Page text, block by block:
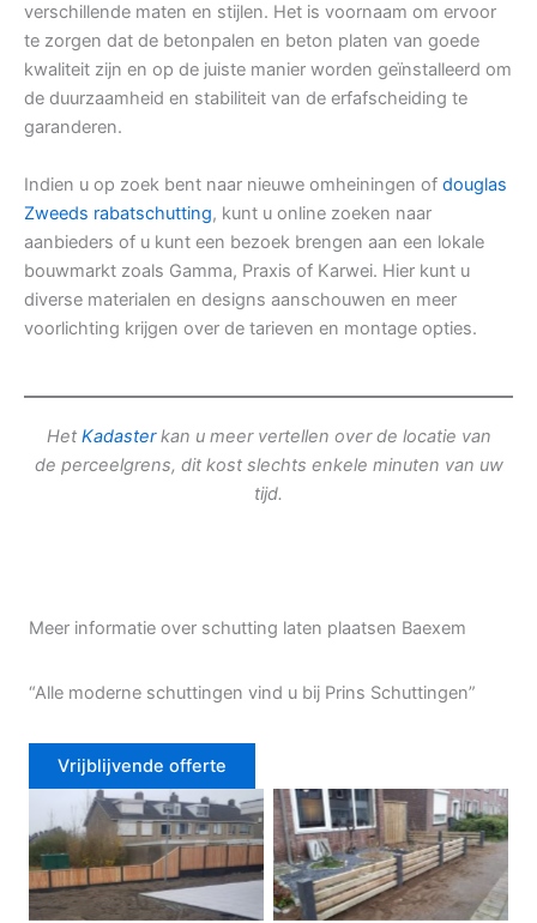
verschillende maten en stijlen. Het is voornaam om ervoor
te zorgen dat de betonpalen en beton platen van goede
kwaliteit zijn en op de juiste manier worden geïnstalleerd om
de duurzaamheid en stabiliteit van de erfafscheiding te
garanderen.
Indien u op zoek bent naar nieuwe omheiningen of douglas
Zweeds rabatschutting, kunt u online zoeken naar
aanbieders of u kunt een bezoek brengen aan een lokale
bouwmarkt zoals Gamma, Praxis of Karwei. Hier kunt u
diverse materialen en designs aanschouwen en meer
voorlichting krijgen over de tarieven en montage opties.
Het Kadasterkan u meer vertellen over de locatie van
de perceelgrens, dit kost slechts enkele minuten van uw
tijd.
Meer informatie over schutting laten plaatsen Baexem
“Alle moderne schuttingen vind u bij Prins Schuttingen”
Vrijblijvende offerte
Douglas schutting Tuinhek voortuin